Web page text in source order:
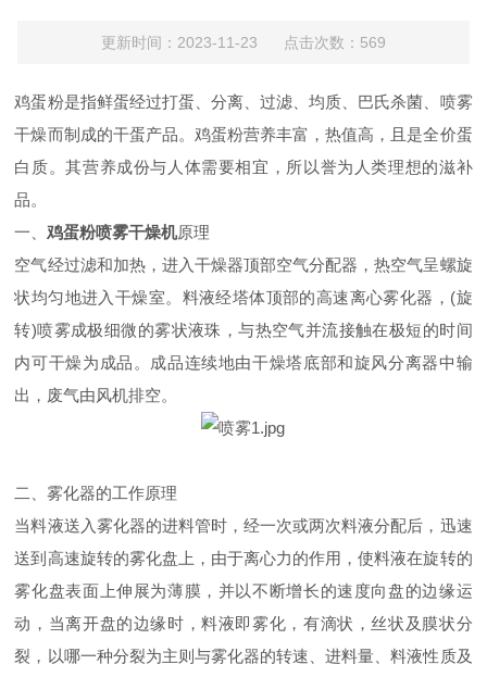
更新时间：2023-11-23 点击次数：569
鸡蛋粉是指鲜蛋经过打蛋、分离、过滤、均质、巴氏杀菌、喷雾
干燥而制成的干蛋产品。鸡蛋粉营养丰富，热值高，且是全价蛋
白质。其营养成份与人体需要相宜，所以誉为人类理想的滋补
品。
一、鸡蛋粉喷雾干燥机原理
空气经过滤和加热，进入干燥器顶部空气分配器，热空气呈螺旋
状均匀地进入干燥室。料液经塔体顶部的高速离心雾化器，(旋
转)喷雾成极细微的雾状液珠，与热空气并流接触在极短的时间
内可干燥为成品。成品连续地由干燥塔底部和旋风分离器中输
出，废气由风机排空。
二、雾化器的工作原理
当料液送入雾化器的进料管时，经一次或两次料液分配后，迅速
送到高速旋转的雾化盘上，由于离心力的作用，使料液在旋转的
雾化盘表面上伸展为薄膜，并以不断增长的速度向盘的边缘运
动，当离开盘的边缘时，料液即雾化，有滴状，丝状及膜状分
裂，以哪一种分裂为主则与雾化器的转速、进料量、料液性质及